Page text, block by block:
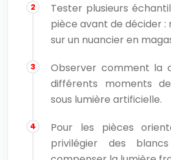
Tester plusieurs
pièce avant de décider :
sur un nuancier en
Observer comment la
différents moments
sous lumière artificielle.
Pour les pièces
privilégier des